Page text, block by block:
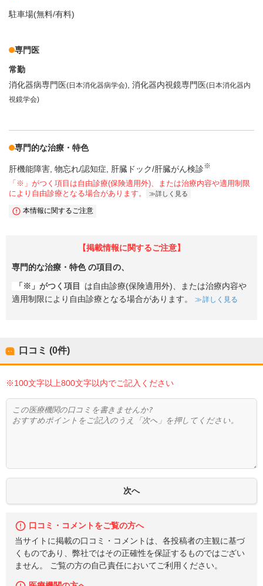
駐車場(無料/有料)
専門医
常勤
消化器病専門医(日本消化器病学会) 消化器内視鏡専門医(日本消化器内
視鏡学会)
専門的な治療・特色
肝機能障害 物忘れ/認知症 肝臓ドック/肝臓がん検診※
「※」がつく項目は自由診療(保険適用外)、または治療内容や適用制限
により自由診療となる場合があります。
詳しく見る
本情報に関するご注意
【掲載情報に関するご注意】
専門的な治療・特色の項目の、
「※」がつく項目
は自由診療(保険適用外)、または治療内容や
適用制限により自由診療となる場合があります。
詳しく見る
口コミ (0件)
※100文字以上800文字以内でご記入ください
口コミ・コメントをご覧の方へ
当サイトに掲載の口コミ・コメントは、各投稿者の主観に基づ
くものであり、弊社ではその正確性を保証するものではござい
ません。 ご覧の方の自己責任においてご利用ください。